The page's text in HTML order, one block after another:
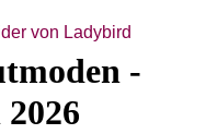
von Ladybird
-